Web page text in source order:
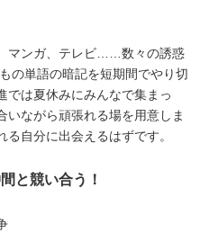
マンガ、テレビ……数々の誘惑
の単語の暗記を短期間でやり切
では夏休みにみんなで集まっ
いながら頑張れる場を用意しま
自分に出会えるはずです。
と競い合う！